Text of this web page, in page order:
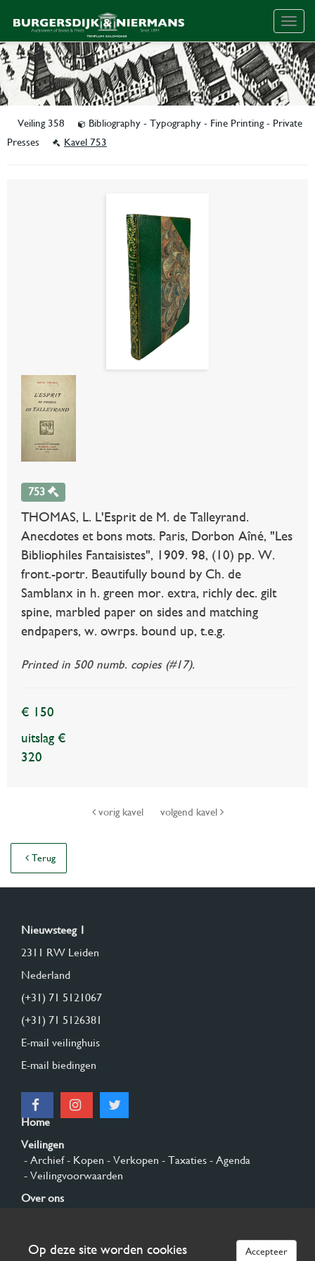
Veiling 358
Bibliography - Typography - Fine Printing - Private
Presses
Kavel 753
753
THOMAS, L. L'Esprit de M. de Talleyrand.
Anecdotes et bons mots. Paris, Dorbon Aîné, "Les
Bibliophiles Fantaisistes", 1909. 98, (10) pp. W.
front.-portr. Beautifully bound by Ch. de
Samblanx in h. green mor. extra, richly dec. gilt
spine, marbled paper on sides and matching
endpapers, w. owrps. bound up, t.e.g.
Printed in 500 numb. copies (#17).
€ 150
uitslag €
320
vorig kavel volgend kavel
Terug
Nieuwsteeg 1
2311 RW Leiden
Nederland
(+31) 71 5121067
(+31) 71 5126381
E-mail veilinghuis
E-mail biedingen
Home
Veilingen
- Archief- Kopen - Verkopen - Taxaties - Agenda
- Veilingvoorwaarden
Over ons
Op deze site worden cookies Accepteer